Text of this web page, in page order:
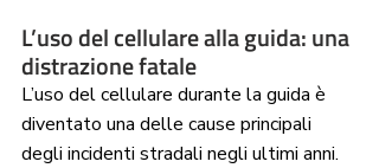
L’uso del cellulare alla guida: una
distrazione fatale
L’uso del cellulare durante la guida è
diventato una delle cause principali
degli incidenti stradali negli ultimi anni.